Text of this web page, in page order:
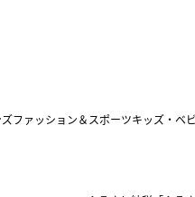
ファッション＆スポーツキッズ・ベ